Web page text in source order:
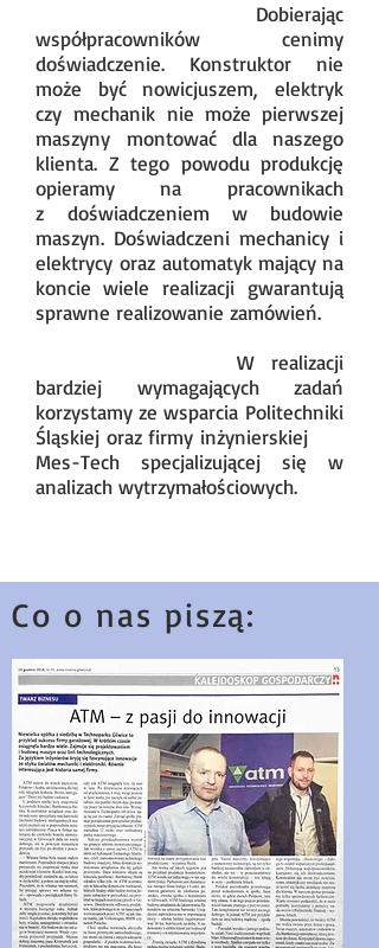
Dobierając
współpracowników cenimy
doświadczenie. Konstruktor nie
może być nowicjuszem, elektryk
czy mechanik nie może pierwszej
maszyny montować dla naszego
klienta. Z tego powodu produkcję
opieramy na pracownikach
z doświadczeniem w budowie
maszyn. Doświadczeni mechanicy i
elektrycy oraz automatyk mający na
koncie wiele realizacji gwarantują
sprawne realizowanie zamówień.
W realizacji
bardziej wymagających zadań
korzystamy ze wsparcia Politechniki
Śląskiej oraz firmy inżynierskiej
Mes-Tech specjalizującej się w
analizach wytrzymałościowych.
Co o nas piszą: